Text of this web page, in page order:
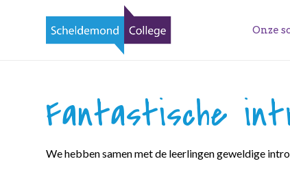
Onze
Fantastische
We hebben samen met de leerlingen geweldige